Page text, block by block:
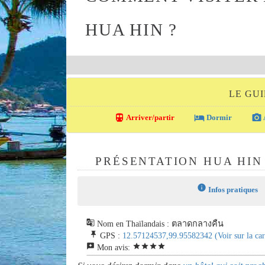
HUA HIN ?
LE
directions_transit Arriver/partir local_hotel Dormir photo_camera
PRÉSENTATION HUA
info Infos pratiques
g_translate Nom en Thaïlandais : ตลาดกลางคืน
push_pin GPS : 12.57124537,99.95582342 (Voir sur la
reviews Mon avis: starstarstarstar